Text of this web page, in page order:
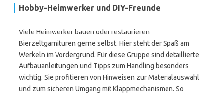
Hobby-Heimwerker und DIY-Freunde
Viele Heimwerker bauen oder restaurieren
Bierzeltgarnituren gerne selbst. Hier steht der Spaß am
Werkeln im Vordergrund. Für diese Gruppe sind detaillierte
Aufbauanleitungen und Tipps zum Handling besonders
wichtig. Sie profitieren von Hinweisen zur Materialauswahl
und zum sicheren Umgang mit Klappmechanismen. So